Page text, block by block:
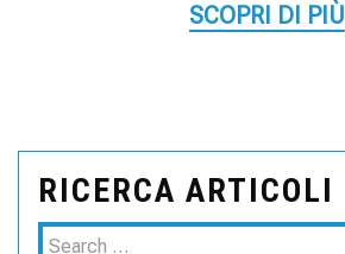
SCOPRI DI PIÙ
RICERCA ARTICOLI